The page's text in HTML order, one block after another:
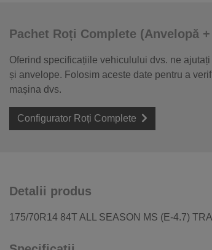
Pachet Roți Complete (Anvelopă
Oferind specificațiile vehiculului dvs. ne
și anvelope. Folosim aceste date pentru a
mașina dvs.
Configurator Roți Complete
Detalii produs
175/70R14 84T ALL SEASON MS (E-4.7)